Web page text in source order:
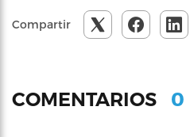
Compartir
COMENTARIOS 0